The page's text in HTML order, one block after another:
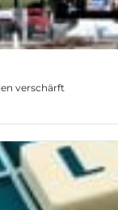
verschärft